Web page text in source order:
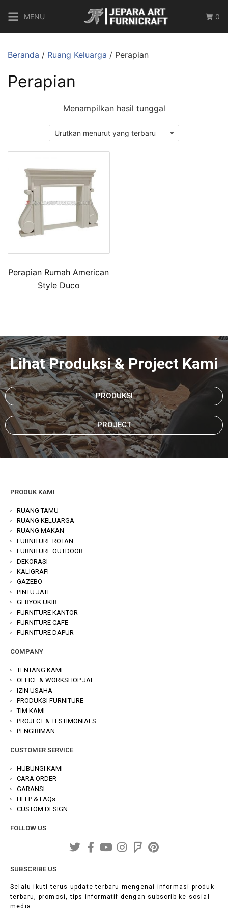
MENU 0
Beranda / Ruang Keluarga / Perapian
Perapian
Menampilkan hasil tunggal
Perapian Rumah American
Style Duco
Lihat Produksi & Project Kami
PRODUKSI
PROJECT
PRODUK KAMI
RUANG TAMU
RUANG KELUARGA
RUANG MAKAN
FURNITURE ROTAN
FURNITURE OUTDOOR
DEKORASI
KALIGRAFI
GAZEBO
PINTU JATI
GEBYOK UKIR
FURNITURE KANTOR
FURNITURE CAFE
FURNITURE DAPUR
COMPANY
TENTANG KAMI
OFFICE & WORKSHOP JAF
IZIN USAHA
PRODUKSI FURNITURE
TIM KAMI
PROJECT & TESTIMONIALS
PENGIRIMAN
CUSTOMER SERVICE
HUBUNGI KAMI
CARA ORDER
GARANSI
HELP & FAQs
CUSTOM DESIGN
FOLLOW US
SUBSCRIBE US
Selalu ikuti terus update terbaru mengenai informasi produk
terbaru, promosi, tips informatif dengan subscrib ke sosial
media.